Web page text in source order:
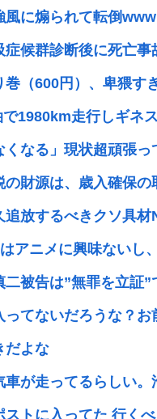
風に煽られて転倒www
症候群診断後に死亡
巻（600円）、卑猥す
1980km走行しギネ
くなる」現状超頑張
財源は、歳入確保
追放するべきクソ具
アニメに興味ないし
被告は”無罪を立証
てないだろうな？
だよな
が走ってるらしい。
ストに入ってた 行く